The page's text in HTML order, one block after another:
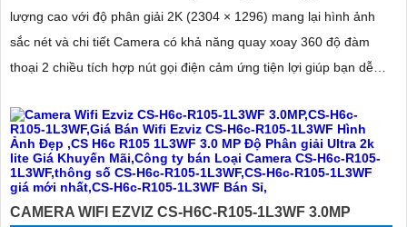
lượng cao với độ phân giải 2K (2304 × 1296) mang lại hình ảnh
sắc nét và chi tiết Camera có khả năng quay xoay 360 độ đàm
thoại 2 chiều tích hợp nút gọi điện cảm ứng tiện lợi giúp bạn dễ
nghệ phát hiện chuyển động thông minh tăng cường an ninh cho
không gian của bạn. Loại Camera quan sát Wifi Không Dây CS-
C6N-R105-1L3WF 3
CAMERA WIFI EZVIZ CS-H6C-R105-1L3WF 3.0MP